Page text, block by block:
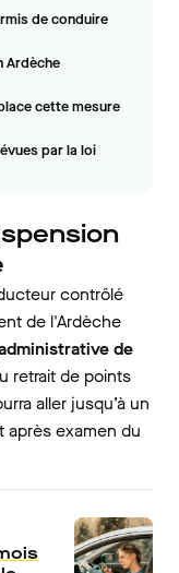
de conduire
Ardèche
cette mesure
par la loi
contrôlé
de l'Ardèche
de
retrait de points
aller jusqu’à un
après examen du